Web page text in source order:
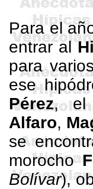
Para el
entrar al
para
ese
Pérez, el
Alfaro,
se
morocho
Bolívar),